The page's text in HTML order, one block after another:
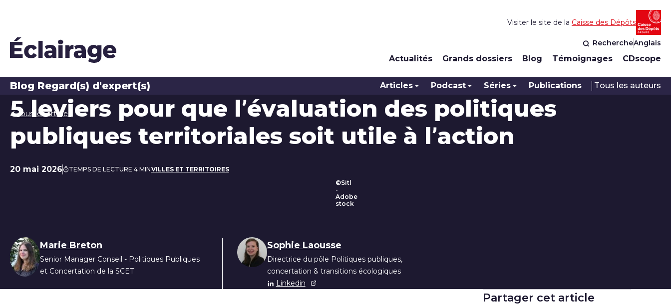
Actualités Grands dossiers Blog Témoignages CDscope
RechercheAnglais
Visiter le site de la Caisse des Dépôts
Blog Regard(s) d'expert(s) Articles Podcast Séries Publications Tous les auteurs
Tous les articles
5 leviers pour que l’évaluation des politiques
publiques territoriales soit utile à l’action
Date de publication
20 mai 2026 TEMPS DE LECTURE 4 MINVILLES ET TERRITOIRES
©Sitl
-
Adobe
stock
Liste des auteurs
Marie Breton
Senior Manager Conseil - Politiques Publiques
et Concertation de la SCET
Sophie Laousse
Directrice du pôle Politiques publiques,
concertation & transitions écologiques
Linkedin
Partager cet article